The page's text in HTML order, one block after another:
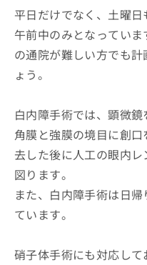
平日だけでなく、土曜日
午前中のみとなってい
の通院が難しい方でも
ょう。
白内障手術では、顕微鏡
角膜と強膜の境目に創
去した後に人工の眼内
図ります。
また、白内障手術は日
ています。
硝子体手術にも対応し